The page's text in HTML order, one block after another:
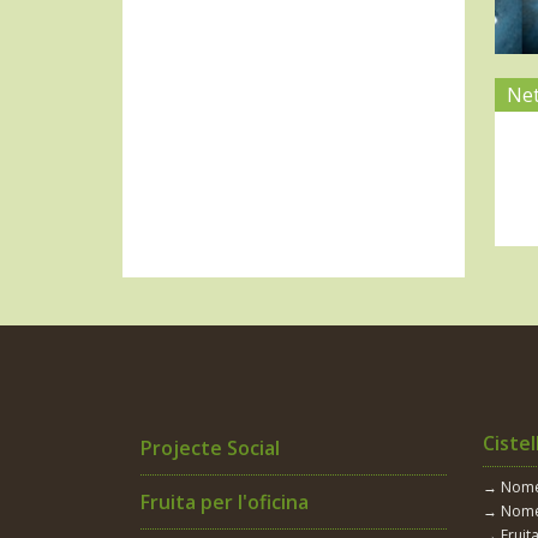
Projecte Social
Fruita per l'oficina
→
→